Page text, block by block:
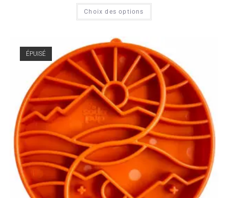
Choix des options
ÉPUISÉ